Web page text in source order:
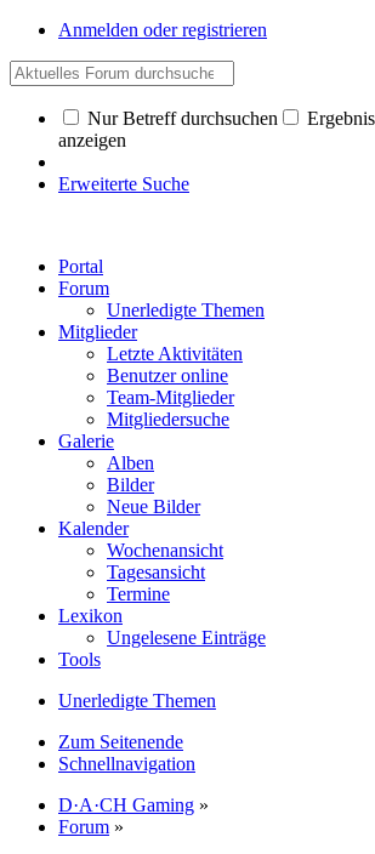
Anmelden oder registrieren
Nur Betreff durchsuchen
anzeigen
Erweiterte Suche
Portal
Forum
Unerledigte Themen
Mitglieder
Letzte Aktivitäten
Benutzer online
Team-Mitglieder
Mitgliedersuche
Galerie
Alben
Bilder
Neue Bilder
Kalender
Wochenansicht
Tagesansicht
Termine
Lexikon
Ungelesene Einträge
Tools
Unerledigte Themen
Zum Seitenende
Schnellnavigation
D·A·CH Gaming »
Forum »